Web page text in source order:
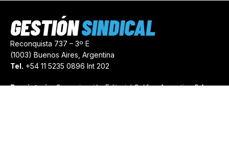
Reconquista 737 – 3º E
(1003) Buenos Aires, Argentina
Tel. +54 11 5235 0896 Int 202
Propietario:Comunicación Editorial Gráfica Argentina S.A.
GESTIÓNSINDICAL